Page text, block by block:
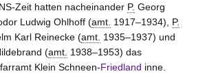
Zeit hatten nacheinander P. Georg
Ludwig Ohlhoff (amt. 1917–1934), P.
Karl Reinecke (amt. 1935–1937) und
(amt. 1938–1953) das
Klein Schneen-Friedland inne.